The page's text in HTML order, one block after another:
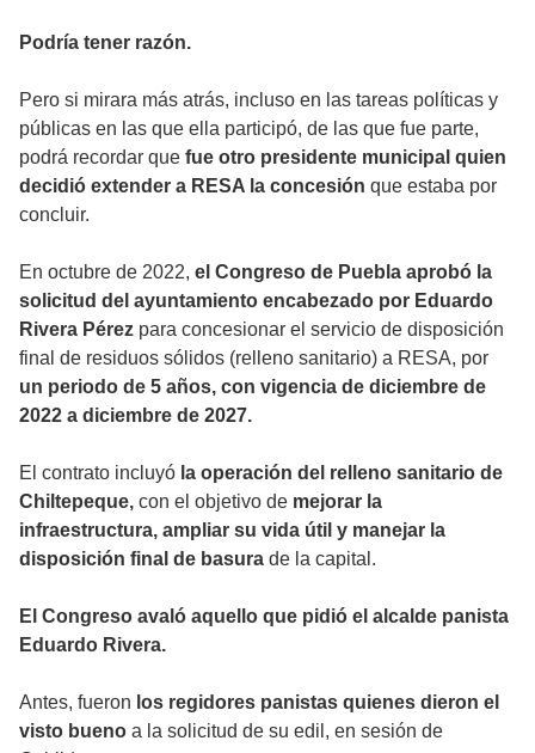
Podría tener razón.
Pero si mirara más atrás, incluso en las tareas políticas y
públicas en las que ella participó, de las que fue parte,
podrá recordar que fue otro presidente municipal quien
decidió extender a RESA la concesión que estaba por
concluir.
En octubre de 2022, el Congreso de Puebla aprobó la
solicitud del ayuntamiento encabezado por Eduardo
Rivera Pérez para concesionar el servicio de disposición
final de residuos sólidos (relleno sanitario) a RESA, por
un periodo de 5 años, con vigencia de diciembre de
2022 a diciembre de 2027.
El contrato incluyó la operación del relleno sanitario de
Chiltepeque, con el objetivo de mejorar la
infraestructura, ampliar su vida útil y manejar la
disposición final de basura de la capital.
El Congreso avaló aquello que pidió el alcalde panista
Eduardo Rivera.
Antes, fueron los regidores panistas quienes dieron el
visto bueno a la solicitud de su edil, en sesión de